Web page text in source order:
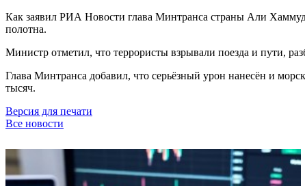
Как заявил РИА Новости глава Минтранса страны Али
полотна.
Министр отметил, что террористы взрывали поезда и пути,
Глава Минтранса добавил, что серьёзный урон нанесён и
тысяч.
Версия для печати
Все новости